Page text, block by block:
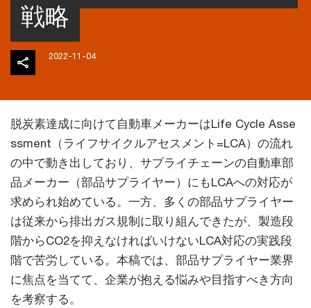
戦略
2022-11-04
脱炭素達成に向けて自動車メーカーはLife Cycle Asse
ssment（ライフサイクルアセスメント=LCA）の流れ
の中で動き出しており、サプライチェーンの自動車部
品メーカー（部品サプライヤー）にもLCAへの対応が
求められ始めている。一方、多くの部品サプライヤー
は従来から排出ガス規制に取り組んできたが、製造段
階からCO2を抑えなければいけないLCA対応の実践段
階で苦労している。本稿では、部品サプライヤー業界
に焦点を当てて、企業が抱える悩みや目指すべき方向
を考察する。